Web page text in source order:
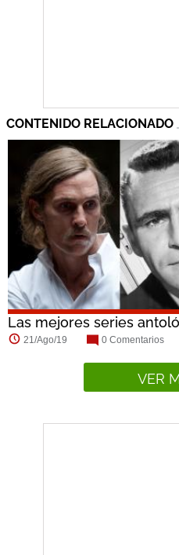
CONTENIDO RELACIONADO
Las mejores series
21/Ago/19 0 Comentarios
VER